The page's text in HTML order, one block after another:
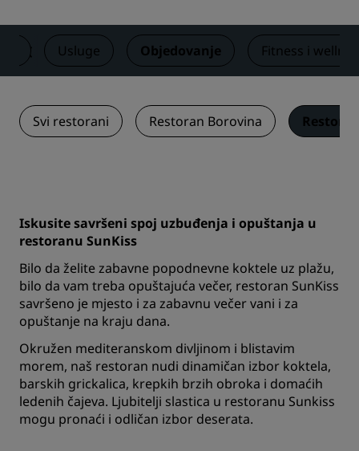
Usluge Objedovanje Fitness i
Svi restorani Restoran Borovina
Iskusite savršeni spoj uzbuđenja i opuštanja u
restoranu SunKiss
Bilo da želite zabavne popodnevne koktele uz plažu,
bilo da vam treba opuštajuća večer, restoran SunKiss
savršeno je mjesto i za zabavnu večer vani i za
opuštanje na kraju dana.
Okružen mediteranskom divljinom i blistavim
morem, naš restoran nudi dinamičan izbor koktela,
barskih grickalica, krepkih brzih obroka i domaćih
ledenih čajeva. Ljubitelji slastica u restoranu Sunkiss
mogu pronaći i odličan izbor deserata.